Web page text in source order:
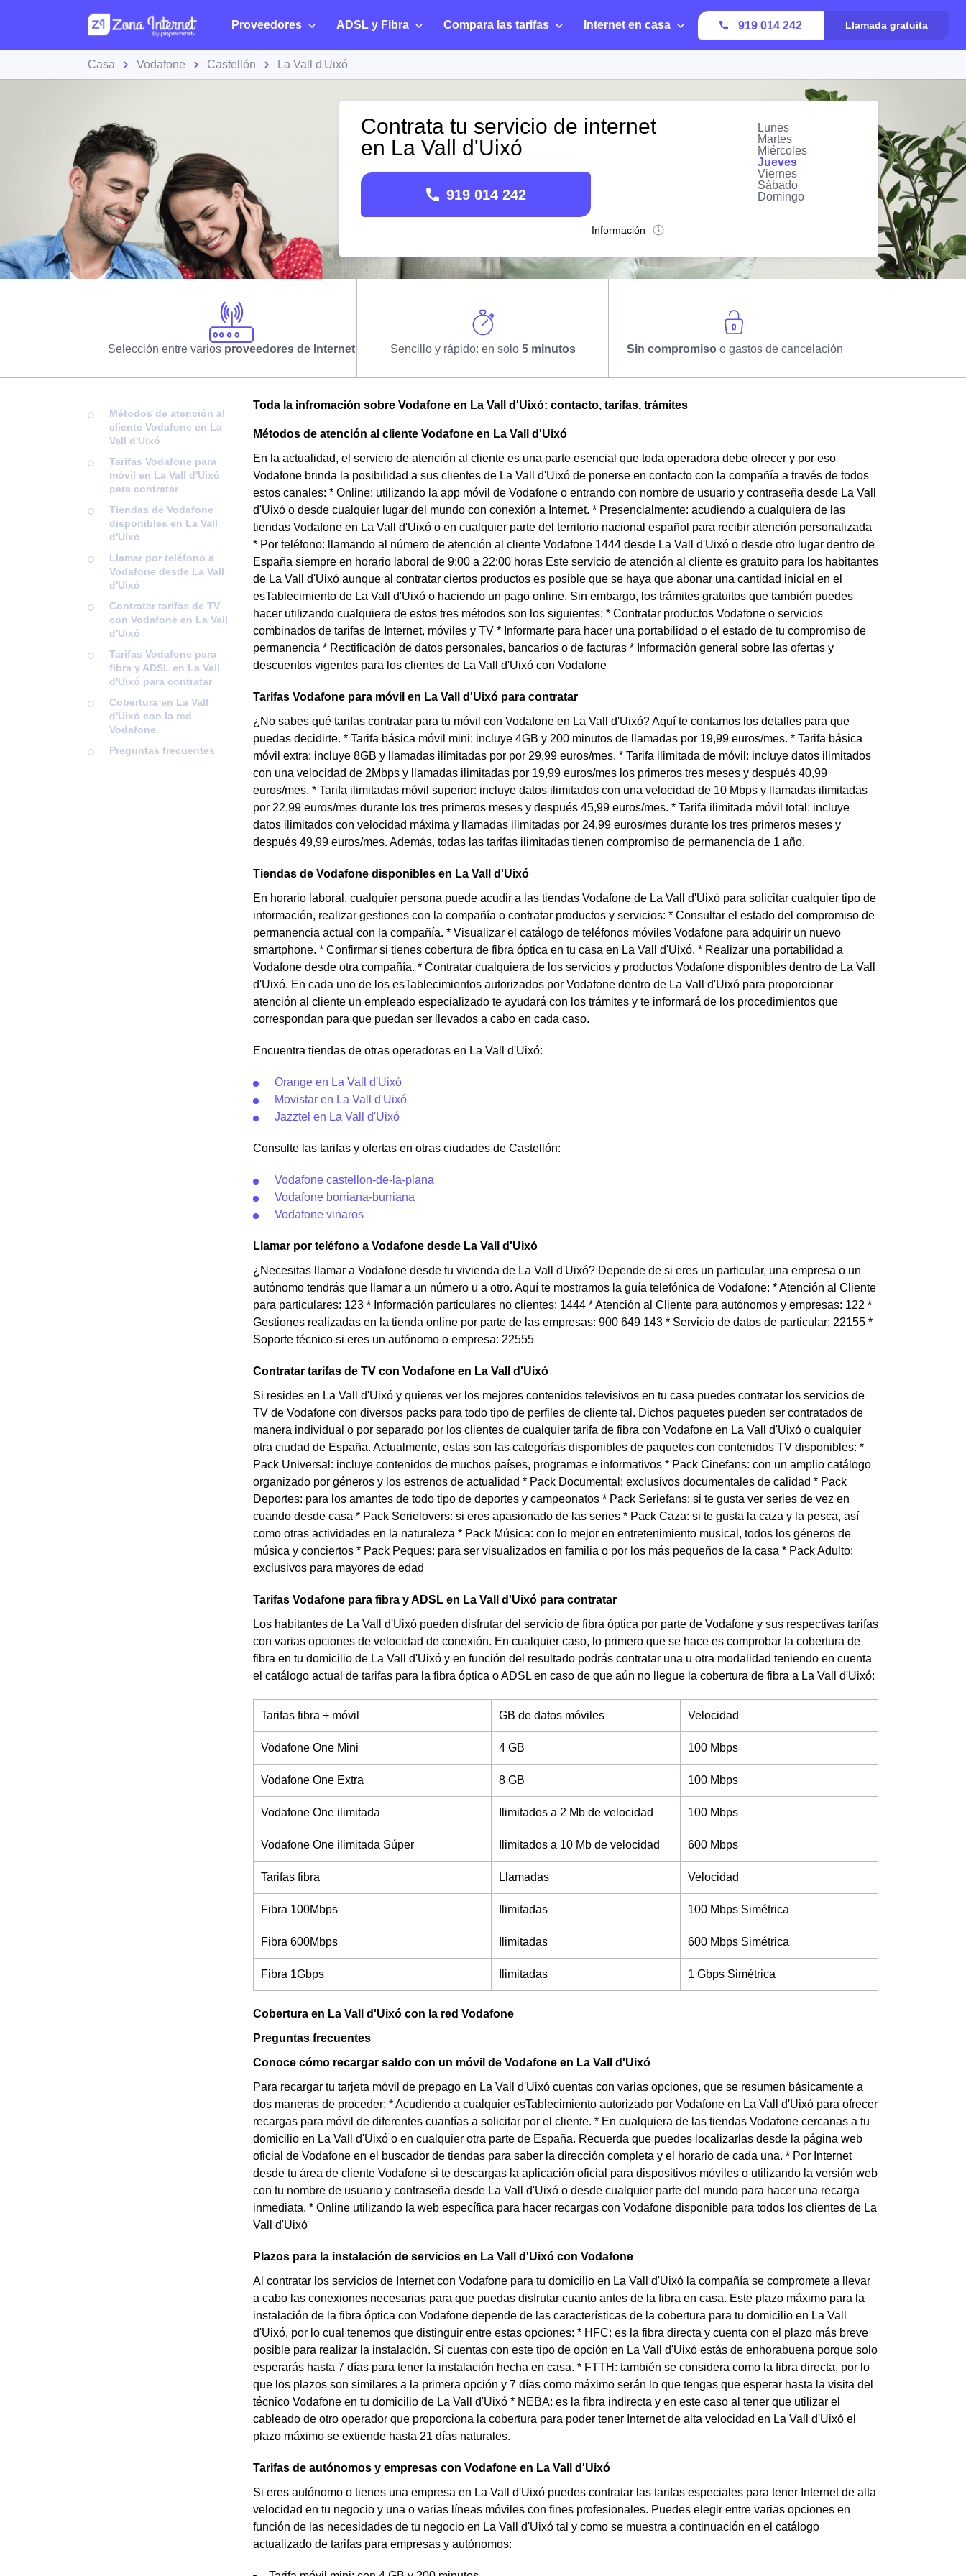
Proveedores ADSL y Fibra Compara las tarifas Internet en casa 919 014 242 Llamada gratuita
Casa Vodafone Castellón La Vall d'Uixó
Contrata tu servicio de internet
en La Vall d'Uixó
919 014 242
Información
Lunes
Martes
Miércoles
Jueves
Viernes
Sábado
Domingo
Selección entre varios proveedores de Internet Sencillo y rápido: en solo 5 minutos Sin compromiso o gastos de cancelación
Métodos de atención al
cliente Vodafone en La
Vall d'Uixó
Tarifas Vodafone para
móvil en La Vall d'Uixó
para contratar
Tiendas de Vodafone
disponibles en La Vall
d'Uixó
Llamar por teléfono a
Vodafone desde La Vall
d'Uixó
Contratar tarifas de TV
con Vodafone en La Vall
d'Uixó
Tarifas Vodafone para
fibra y ADSL en La Vall
d'Uixó para contratar
Cobertura en La Vall
d'Uixó con la red
Vodafone
Preguntas frecuentes
Toda la infromación sobre Vodafone en La Vall d'Uixó: contacto, tarifas, trámites
Métodos de atención al cliente Vodafone en La Vall d'Uixó
En la actualidad, el servicio de atención al cliente es una parte esencial que toda operadora debe ofrecer y por eso
Vodafone brinda la posibilidad a sus clientes de La Vall d'Uixó de ponerse en contacto con la compañía a través de todos
estos canales: * Online: utilizando la app móvil de Vodafone o entrando con nombre de usuario y contraseña desde La Vall
d'Uixó o desde cualquier lugar del mundo con conexión a Internet. * Presencialmente: acudiendo a cualquiera de las
tiendas Vodafone en La Vall d'Uixó o en cualquier parte del territorio nacional español para recibir atención personalizada
* Por teléfono: llamando al número de atención al cliente Vodafone 1444 desde La Vall d'Uixó o desde otro lugar dentro de
España siempre en horario laboral de 9:00 a 22:00 horas Este servicio de atención al cliente es gratuito para los habitantes
de La Vall d'Uixó aunque al contratar ciertos productos es posible que se haya que abonar una cantidad inicial en el
esTablecimiento de La Vall d'Uixó o haciendo un pago online. Sin embargo, los trámites gratuitos que también puedes
hacer utilizando cualquiera de estos tres métodos son los siguientes: * Contratar productos Vodafone o servicios
combinados de tarifas de Internet, móviles y TV * Informarte para hacer una portabilidad o el estado de tu compromiso de
permanencia * Rectificación de datos personales, bancarios o de facturas * Información general sobre las ofertas y
descuentos vigentes para los clientes de La Vall d'Uixó con Vodafone
Tarifas Vodafone para móvil en La Vall d'Uixó para contratar
¿No sabes qué tarifas contratar para tu móvil con Vodafone en La Vall d'Uixó? Aquí te contamos los detalles para que
puedas decidirte. * Tarifa básica móvil mini: incluye 4GB y 200 minutos de llamadas por 19,99 euros/mes. * Tarifa básica
móvil extra: incluye 8GB y llamadas ilimitadas por por 29,99 euros/mes. * Tarifa ilimitada de móvil: incluye datos ilimitados
con una velocidad de 2Mbps y llamadas ilimitadas por 19,99 euros/mes los primeros tres meses y después 40,99
euros/mes. * Tarifa ilimitadas móvil superior: incluye datos ilimitados con una velocidad de 10 Mbps y llamadas ilimitadas
por 22,99 euros/mes durante los tres primeros meses y después 45,99 euros/mes. * Tarifa ilimitada móvil total: incluye
datos ilimitados con velocidad máxima y llamadas ilimitadas por 24,99 euros/mes durante los tres primeros meses y
después 49,99 euros/mes. Además, todas las tarifas ilimitadas tienen compromiso de permanencia de 1 año.
Tiendas de Vodafone disponibles en La Vall d'Uixó
En horario laboral, cualquier persona puede acudir a las tiendas Vodafone de La Vall d'Uixó para solicitar cualquier tipo de
información, realizar gestiones con la compañía o contratar productos y servicios: * Consultar el estado del compromiso de
permanencia actual con la compañía. * Visualizar el catálogo de teléfonos móviles Vodafone para adquirir un nuevo
smartphone. * Confirmar si tienes cobertura de fibra óptica en tu casa en La Vall d'Uixó. * Realizar una portabilidad a
Vodafone desde otra compañía. * Contratar cualquiera de los servicios y productos Vodafone disponibles dentro de La Vall
d'Uixó. En cada uno de los esTablecimientos autorizados por Vodafone dentro de La Vall d'Uixó para proporcionar
atención al cliente un empleado especializado te ayudará con los trámites y te informará de los procedimientos que
correspondan para que puedan ser llevados a cabo en cada caso.
Encuentra tiendas de otras operadoras en La Vall d'Uixó:
Orange en La Vall d'Uixó
Movistar en La Vall d'Uixó
Jazztel en La Vall d'Uixó
Consulte las tarifas y ofertas en otras ciudades de Castellón:
Vodafone castellon-de-la-plana
Vodafone borriana-burriana
Vodafone vinaros
Llamar por teléfono a Vodafone desde La Vall d'Uixó
¿Necesitas llamar a Vodafone desde tu vivienda de La Vall d'Uixó? Depende de si eres un particular, una empresa o un
autónomo tendrás que llamar a un número u a otro. Aquí te mostramos la guía telefónica de Vodafone: * Atención al Cliente
para particulares: 123 * Información particulares no clientes: 1444 * Atención al Cliente para autónomos y empresas: 122 *
Gestiones realizadas en la tienda online por parte de las empresas: 900 649 143 * Servicio de datos de particular: 22155 *
Soporte técnico si eres un autónomo o empresa: 22555
Contratar tarifas de TV con Vodafone en La Vall d'Uixó
Si resides en La Vall d'Uixó y quieres ver los mejores contenidos televisivos en tu casa puedes contratar los servicios de
TV de Vodafone con diversos packs para todo tipo de perfiles de cliente tal. Dichos paquetes pueden ser contratados de
manera individual o por separado por los clientes de cualquier tarifa de fibra con Vodafone en La Vall d'Uixó o cualquier
otra ciudad de España. Actualmente, estas son las categorías disponibles de paquetes con contenidos TV disponibles: *
Pack Universal: incluye contenidos de muchos países, programas e informativos * Pack Cinefans: con un amplio catálogo
organizado por géneros y los estrenos de actualidad * Pack Documental: exclusivos documentales de calidad * Pack
Deportes: para los amantes de todo tipo de deportes y campeonatos * Pack Seriefans: si te gusta ver series de vez en
cuando desde casa * Pack Serielovers: si eres apasionado de las series * Pack Caza: si te gusta la caza y la pesca, así
como otras actividades en la naturaleza * Pack Música: con lo mejor en entretenimiento musical, todos los géneros de
música y conciertos * Pack Peques: para ser visualizados en familia o por los más pequeños de la casa * Pack Adulto:
exclusivos para mayores de edad
Tarifas Vodafone para fibra y ADSL en La Vall d'Uixó para contratar
Los habitantes de La Vall d'Uixó pueden disfrutar del servicio de fibra óptica por parte de Vodafone y sus respectivas tarifas
con varias opciones de velocidad de conexión. En cualquier caso, lo primero que se hace es comprobar la cobertura de
fibra en tu domicilio de La Vall d'Uixó y en función del resultado podrás contratar una u otra modalidad teniendo en cuenta
el catálogo actual de tarifas para la fibra óptica o ADSL en caso de que aún no llegue la cobertura de fibra a La Vall d'Uixó:
Tarifas fibra + móvil GB de datos móviles Velocidad
Vodafone One Mini 4 GB 100 Mbps
Vodafone One Extra 8 GB 100 Mbps
Vodafone One ilimitada Ilimitados a 2 Mb de velocidad 100 Mbps
Vodafone One ilimitada Súper Ilimitados a 10 Mb de velocidad 600 Mbps
Tarifas fibra Llamadas Velocidad
Fibra 100Mbps Ilimitadas 100 Mbps Simétrica
Fibra 600Mbps Ilimitadas 600 Mbps Simétrica
Fibra 1Gbps Ilimitadas 1 Gbps Simétrica
Cobertura en La Vall d'Uixó con la red Vodafone
Preguntas frecuentes
Conoce cómo recargar saldo con un móvil de Vodafone en La Vall d'Uixó
Para recargar tu tarjeta móvil de prepago en La Vall d'Uixó cuentas con varias opciones, que se resumen básicamente a
dos maneras de proceder: * Acudiendo a cualquier esTablecimiento autorizado por Vodafone en La Vall d'Uixó para ofrecer
recargas para móvil de diferentes cuantías a solicitar por el cliente. * En cualquiera de las tiendas Vodafone cercanas a tu
domicilio en La Vall d'Uixó o en cualquier otra parte de España. Recuerda que puedes localizarlas desde la página web
oficial de Vodafone en el buscador de tiendas para saber la dirección completa y el horario de cada una. * Por Internet
desde tu área de cliente Vodafone si te descargas la aplicación oficial para dispositivos móviles o utilizando la versión web
con tu nombre de usuario y contraseña desde La Vall d'Uixó o desde cualquier parte del mundo para hacer una recarga
inmediata. * Online utilizando la web específica para hacer recargas con Vodafone disponible para todos los clientes de La
Vall d'Uixó
Plazos para la instalación de servicios en La Vall d'Uixó con Vodafone
Al contratar los servicios de Internet con Vodafone para tu domicilio en La Vall d'Uixó la compañía se compromete a llevar
a cabo las conexiones necesarias para que puedas disfrutar cuanto antes de la fibra en casa. Este plazo máximo para la
instalación de la fibra óptica con Vodafone depende de las características de la cobertura para tu domicilio en La Vall
d'Uixó, por lo cual tenemos que distinguir entre estas opciones: * HFC: es la fibra directa y cuenta con el plazo más breve
posible para realizar la instalación. Si cuentas con este tipo de opción en La Vall d'Uixó estás de enhorabuena porque solo
esperarás hasta 7 días para tener la instalación hecha en casa. * FTTH: también se considera como la fibra directa, por lo
que los plazos son similares a la primera opción y 7 días como máximo serán lo que tengas que esperar hasta la visita del
técnico Vodafone en tu domicilio de La Vall d'Uixó * NEBA: es la fibra indirecta y en este caso al tener que utilizar el
cableado de otro operador que proporciona la cobertura para poder tener Internet de alta velocidad en La Vall d'Uixó el
plazo máximo se extiende hasta 21 días naturales.
Tarifas de autónomos y empresas con Vodafone en La Vall d'Uixó
Si eres autónomo o tienes una empresa en La Vall d'Uixó puedes contratar las tarifas especiales para tener Internet de alta
velocidad en tu negocio y una o varias líneas móviles con fines profesionales. Puedes elegir entre varias opciones en
función de las necesidades de tu negocio en La Vall d'Uixó tal y como se muestra a continuación en el catálogo
actualizado de tarifas para empresas y autónomos: